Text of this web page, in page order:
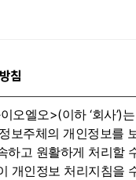
침
오엘오>(이하 ‘회사’)
보주체의 개인정보를
하고 원활하게 처리할
개인정보 처리지침을